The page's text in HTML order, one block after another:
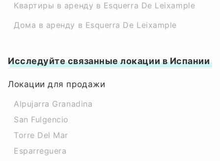
Квартиры в аренду в Esquerra De Leixample
Дома в аренду в Esquerra De Leixample
Исследуйте связанные локации в Испании
Локации для продажи
Alpujarra Granadina
San Fulgencio
Torre Del Mar
Esparreguera